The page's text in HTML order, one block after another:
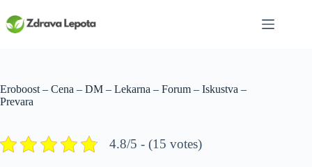
to
content
Eroboost – Cena – DM – Lekarna – Forum – Iskustva –
Prevara
4.8/5 - (15 votes)